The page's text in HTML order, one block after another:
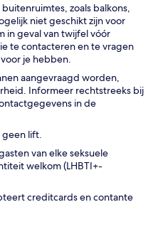
zoals balkons,
niet geschikt zijn voor
in geval van twijfel vóór
te contacteren en te vragen
je hebben.
aangevraagd worden,
Informeer rechtstreeks bij
in de
geen lift.
van elke seksuele
welkom (LHBTI+-
creditcards en contante